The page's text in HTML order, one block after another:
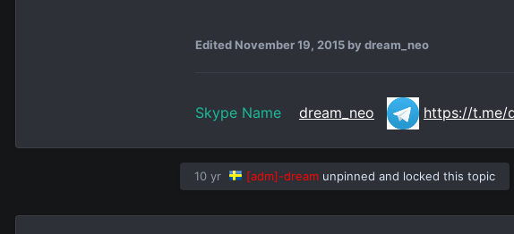
Edited November 19, 2015 by dream_neo
Skype Name dream_neo https://t.me/
10 yr [adm]-dream unpinned and locked this topic